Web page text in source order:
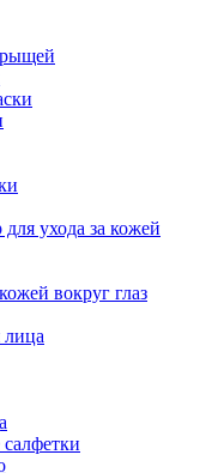
ухода за кожей
вокруг глаз
лица